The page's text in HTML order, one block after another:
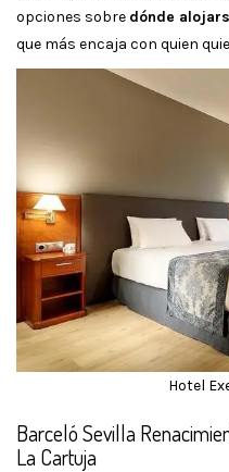
opciones sobre dónde
que más encaja con quien
Hotel
Barceló Sevilla
La Cartuja